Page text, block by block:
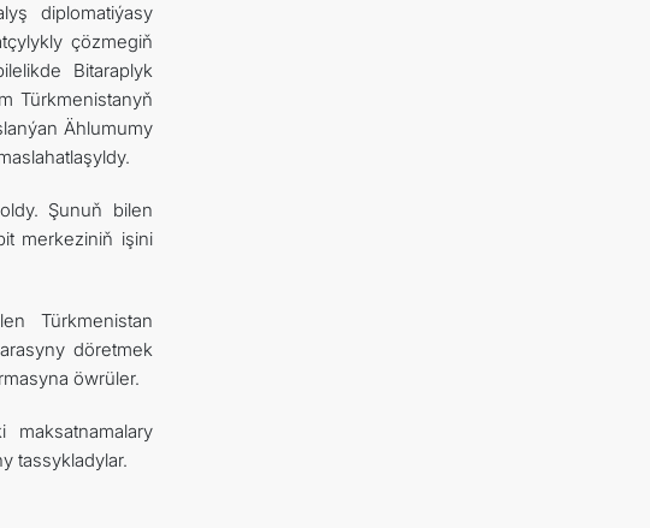
diplomatiýasy
çözmegiň
Bitaraplyk
Türkmenistanyň
Ählumumy
Şunuň bilen
merkeziniň işini
Türkmenistan
döretmek
öwrüler.
maksatnamalary
tassykladylar.